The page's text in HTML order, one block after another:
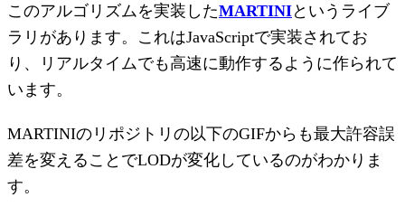
このアルゴリズムを実装したMARTINIというライブ
ラリがあります。これはJavaScriptで実装されてお
り、リアルタイムでも高速に動作するように作られて
います。
MARTINIのリポジトリの以下のGIFからも最大許容誤
差を変えることでLODが変化しているのがわかりま
す。